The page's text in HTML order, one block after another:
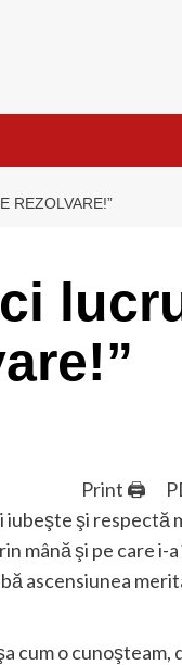
REZOLVARE!”
Print 🖨
şi respectă
mână şi pe care i-
ascensiunea
cum o cunoşteam,